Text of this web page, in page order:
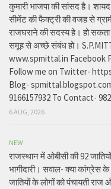
कुमारी भाजपा की सांसद है। शायद
सीमेंट की फैक्ट्री की वजह से
राजघराने की सदस्य हे। हो
समूह से अच्छे संबंध हो।
www.spmittal.in Facebook
Follow me on Twitter-
Blog-
9166157932 To Contact-
6 AUG, 2026
NEW
राजस्थान में ओबीसी की 92
भागीदारी। सवाल- क्या कांग्रेस के
जातियों के लोगों को पंचायती राज